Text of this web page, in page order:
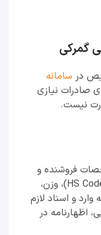
در سامانه
صادرات نیازی
نیست.
فروشنده و
خریدار، کشور مقصد، تعرفه گمرکی (HS Code)، وزن،
و اسناد لازم
اظهارنامه در